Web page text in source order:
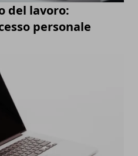
del lavoro:
personale